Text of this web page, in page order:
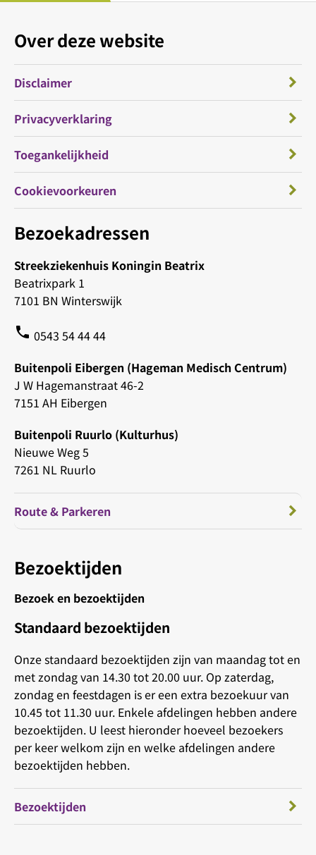
Bezoekadressen
Streekziekenhuis Koningin Beatrix
Beatrixpark 1
7101 BN Winterswijk
phone 0543 54 44 44
Buitenpoli Eibergen (Hageman Medisch Centrum)
J W Hagemanstraat 46-2
7151 AH Eibergen
Buitenpoli Ruurlo (Kulturhus)
Nieuwe Weg 5
7261 NL Ruurlo
Route & Parkeren
Bezoektijden
Bezoek en bezoektijden
Standaard bezoektijden
Onze standaard bezoektijden zijn van maandag tot en
met zondag van 14.30 tot 20.00 uur. Op zaterdag,
zondag en feestdagen is er een extra bezoekuur van
10.45 tot 11.30 uur. Enkele afdelingen hebben andere
bezoektijden. U leest hieronder hoeveel bezoekers
per keer welkom zijn en welke afdelingen andere
bezoektijden hebben.
Bezoektijden
Over deze website
Disclaimer
Privacyverklaring
Toegankelijkheid
Cookievoorkeuren